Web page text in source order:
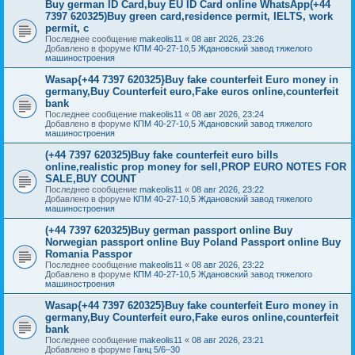
Buy german ID Card,buy EU ID Card online WhatsApp(+44
7397 620325)Buy green card,residence permit, IELTS, work
permit, c
Последнее сообщение makeolis11 « 08 авг 2026, 23:26
Добавлено в форуме КПМ 40-27-10,5 Ждановский завод тяжелого
машиностроения
Wasap{+44 7397 620325}Buy fake counterfeit Euro money in
germany,Buy Counterfeit euro,Fake euros online,counterfeit
bank
Последнее сообщение makeolis11 « 08 авг 2026, 23:24
Добавлено в форуме КПМ 40-27-10,5 Ждановский завод тяжелого
машиностроения
(+44 7397 620325)Buy fake counterfeit euro bills
online,realistic prop money for sell,PROP EURO NOTES FOR
SALE,BUY COUNT
Последнее сообщение makeolis11 « 08 авг 2026, 23:22
Добавлено в форуме КПМ 40-27-10,5 Ждановский завод тяжелого
машиностроения
(+44 7397 620325)Buy german passport online Buy
Norwegian passport online Buy Poland Passport online Buy
Romania Passpor
Последнее сообщение makeolis11 « 08 авг 2026, 23:22
Добавлено в форуме КПМ 40-27-10,5 Ждановский завод тяжелого
машиностроения
Wasap{+44 7397 620325}Buy fake counterfeit Euro money in
germany,Buy Counterfeit euro,Fake euros online,counterfeit
bank
Последнее сообщение makeolis11 « 08 авг 2026, 23:21
Добавлено в форуме Ганц 5/6–30